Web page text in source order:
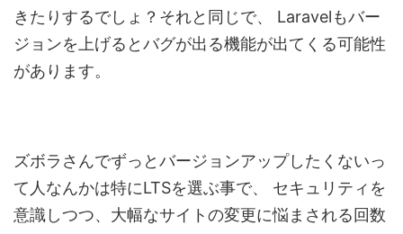
きたりするでしょ？それと同じで、
Laravelもバー
ジョンを上げるとバグが出る機能が出てくる可能性
があります。
ズボラさんでずっとバージョンアップしたくないっ
て人なんかは特にLTSを選ぶ事で、
セキュリティを
意識しつつ、大幅なサイトの変更に悩まされる回数